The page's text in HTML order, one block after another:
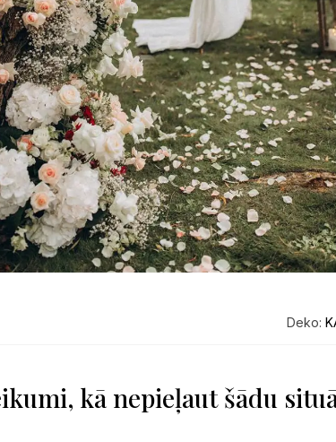
Deko:
kā nepieļaut šādu